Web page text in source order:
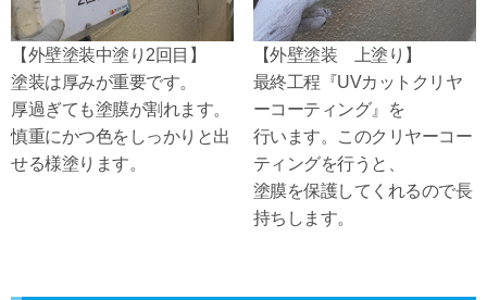
【外壁塗装中塗り2回目】
塗装は厚みが重要です。
厚過ぎても塗膜が割れます。
慎重にかつ色をしっかりと出
せる様塗ります。
【外壁塗装 上塗り】
最終工程『UVカットクリヤ
ーコーティング』を
行います。このクリヤーコー
ティングを行うと、
塗膜を保護してくれるので長
持ちします。